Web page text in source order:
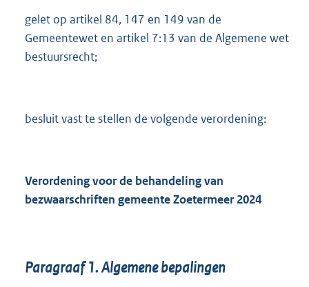
gelet op artikel 84, 147 en 149 van de
Gemeentewet en artikel 7:13 van de Algemene wet
bestuursrecht;
besluit vast te stellen de volgende verordening:
Verordening voor de behandeling van
bezwaarschriften gemeente Zoetermeer 2024
Paragraaf 1.Algemene bepalingen